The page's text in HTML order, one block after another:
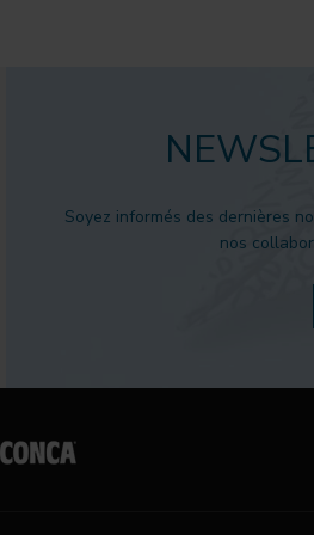
Soyez informés des dernières
nos